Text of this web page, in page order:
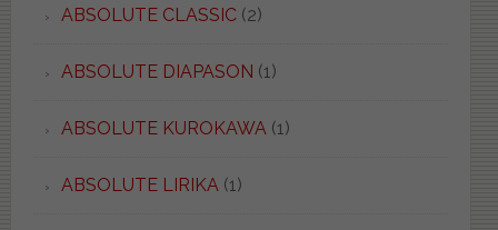
ABSOLUTE CLASSIC(2)
ABSOLUTE DIAPASON (1)
ABSOLUTE KUROKAWA(1)
ABSOLUTE LIRIKA(1)